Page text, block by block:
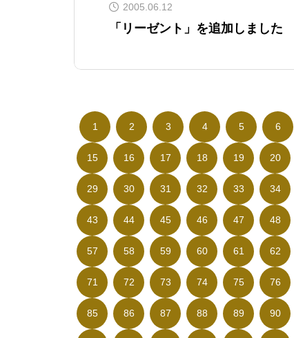
2005.06.12
「リーゼント」を追加しました
1 2 3 4 5 6
15 16 17 18 19 20
29 30 31 32 33 34
43 44 45 46 47 48
57 58 59 60 61 62
71 72 73 74 75 76
85 86 87 88 89 90